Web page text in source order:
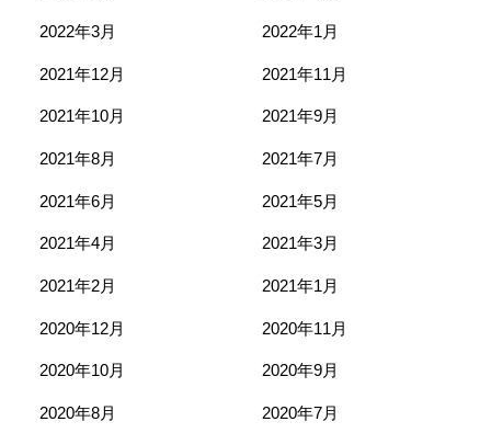
2022年3月 2022年1月
2021年12月 2021年11月
2021年10月 2021年9月
2021年8月 2021年7月
2021年6月 2021年5月
2021年4月 2021年3月
2021年2月 2021年1月
2020年12月 2020年11月
2020年10月 2020年9月
2020年8月 2020年7月